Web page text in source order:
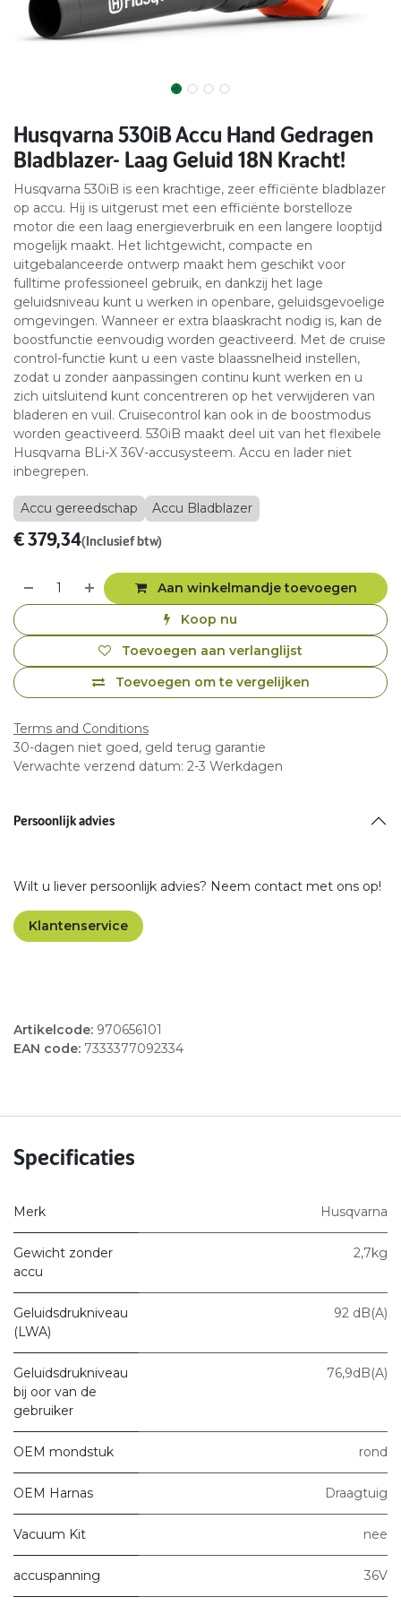
Husqvarna 530iB Accu Hand Gedragen
Bladblazer- Laag Geluid 18N Kracht!
Husqvarna 530iB is een krachtige, zeer efficiënte bladblazer
op accu. Hij is uitgerust met een efficiënte borstelloze
motor die een laag energieverbruik en een langere looptijd
mogelijk maakt. Het lichtgewicht, compacte en
uitgebalanceerde ontwerp maakt hem geschikt voor
fulltime professioneel gebruik, en dankzij het lage
geluidsniveau kunt u werken in openbare, geluidsgevoelige
omgevingen. Wanneer er extra blaaskracht nodig is, kan de
boostfunctie eenvoudig worden geactiveerd. Met de cruise
control-functie kunt u een vaste blaassnelheid instellen,
zodat u zonder aanpassingen continu kunt werken en u
zich uitsluitend kunt concentreren op het verwijderen van
bladeren en vuil. Cruisecontrol kan ook in de boostmodus
worden geactiveerd. 530iB maakt deel uit van het flexibele
Husqvarna BLi-X 36V-accusysteem. Accu en lader niet
inbegrepen.
Accu gereedschap Accu Bladblazer
€379,34(Inclusief btw)
Aan winkelmandje toevoegen
Koop nu
Toevoegen om te vergelijken
Toevoegen aan verlanglijst
Terms and Conditions
30-dagen niet goed, geld terug garantie
Verwachte verzend datum: 2-3 Werkdagen
Persoonlijk advies
Wilt u liever persoonlijk advies? Neem contact met ons op!
Klantenservice
Artikelcode: 970656101
EAN code: 7333377092334
Specificaties
Merk Husqvarna
Gewicht zonder
accu
2,7kg
Geluidsdrukniveau
(LWA)
92 dB(A)
Geluidsdrukniveau
bij oor van de
gebruiker
76,9dB(A)
OEM mondstuk rond
OEM Harnas Draagtuig
Vacuum Kit nee
accuspanning 36V